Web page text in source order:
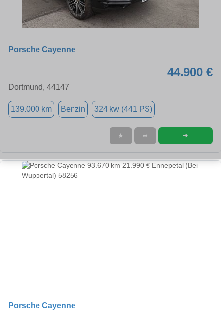
Porsche Cayenne
44.900 €
Dortmund, 44147
139.000 km Benzin 324 kw (441 PS)
★ ➦ ➜
Porsche Cayenne